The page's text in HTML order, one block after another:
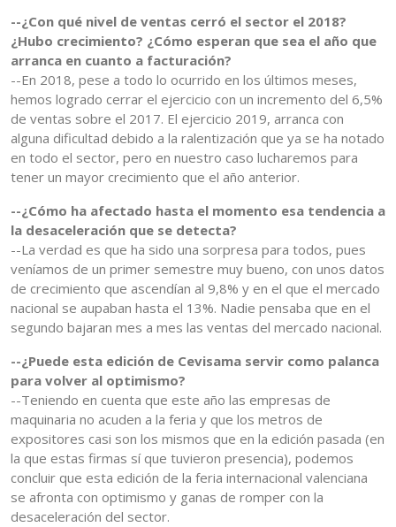
--¿Con qué nivel de ventas cerró el sector el 2018?
¿Hubo crecimiento? ¿Cómo esperan que sea el año que
arranca en cuanto a facturación?
--En 2018, pese a todo lo ocurrido en los últimos meses,
hemos logrado cerrar el ejercicio con un incremento del 6,5%
de ventas sobre el 2017. El ejercicio 2019, arranca con
alguna dificultad debido a la ralentización que ya se ha notado
en todo el sector, pero en nuestro caso lucharemos para
tener un mayor crecimiento que el año anterior.
--¿Cómo ha afectado hasta el momento esa tendencia a
la desaceleración que se detecta?
--La verdad es que ha sido una sorpresa para todos, pues
veníamos de un primer semestre muy bueno, con unos datos
de crecimiento que ascendían al 9,8% y en el que el mercado
nacional se aupaban hasta el 13%. Nadie pensaba que en el
segundo bajaran mes a mes las ventas del mercado nacional.
--¿Puede esta edición de Cevisama servir como palanca
para volver al optimismo?
--Teniendo en cuenta que este año las empresas de
maquinaria no acuden a la feria y que los metros de
expositores casi son los mismos que en la edición pasada (en
la que estas firmas sí que tuvieron presencia), podemos
concluir que esta edición de la feria internacional valenciana
se afronta con optimismo y ganas de romper con la
desaceleración del sector.